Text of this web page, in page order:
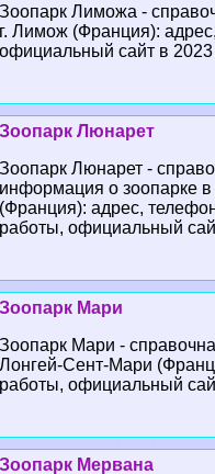
Зоопарк Лиможа -
г. Лимож (Франция):
официальный сайт в 2023
Зоопарк Люнарет
Зоопарк Люнарет -
информация о зоопарке в
(Франция): адрес,
работы, официальный
Зоопарк Мари
Зоопарк Мари -
Лонгeй-Сент-Мари
работы, официальный
Зоопарк Мервана